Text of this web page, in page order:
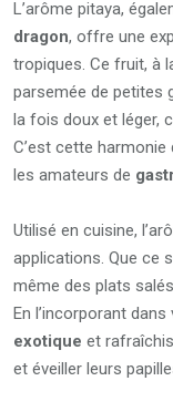
L’arôme pitaya,
dragon, offre une
tropiques. Ce fruit, à
parsemée de petites
la fois doux et léger,
C’est cette
les amateurs de
Utilisé en cuisine,
applications. Que ce
même des plats
En l’incorporant
exotique et
et éveiller leurs